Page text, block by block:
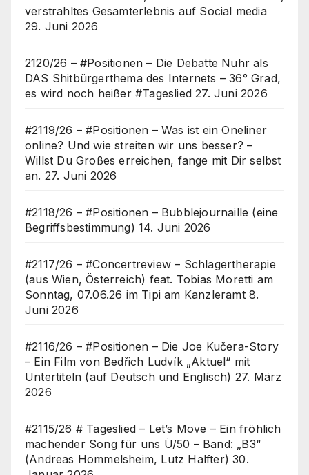
verstrahltes Gesamterlebnis auf Social media
29. Juni 2026
2120/26 – #Positionen – Die Debatte Nuhr als
DAS Shitbürgerthema des Internets – 36° Grad,
es wird noch heißer #Tageslied 27. Juni 2026
#2119/26 – #Positionen – Was ist ein Oneliner
online? Und wie streiten wir uns besser? –
Willst Du Großes erreichen, fange mit Dir selbst
an. 27. Juni 2026
#2118/26 – #Positionen – Bubblejournaille (eine
Begriffsbestimmung) 14. Juni 2026
#2117/26 – #Concertreview – Schlagertherapie
(aus Wien, Österreich) feat. Tobias Moretti am
Sonntag, 07.06.26 im Tipi am Kanzleramt 8.
Juni 2026
#2116/26 – #Positionen – Die Joe Kučera-Story
– Ein Film von Bedřich Ludvík „Aktuel“ mit
Untertiteln (auf Deutsch und Englisch) 27. März
2026
#2115/26 # Tageslied – Let’s Move – Ein fröhlich
machender Song für uns Ü/50 – Band: „B3“
(Andreas Hommelsheim, Lutz Halfter) 30.